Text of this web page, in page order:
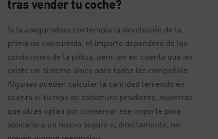
tras vender tu coche?
Si la aseguradora contempla la devolución de la
prima no consumida, el importe dependerá de las
condiciones de la póliza, pero ten en cuenta que no
existe un sistema único para todas las compañías.
Algunas pueden calcular la cantidad teniendo en
cuenta el tiempo de cobertura pendiente, mientras
que otras optan por conservar ese importe para
aplicarlo a un nuevo seguro o, directamente, no